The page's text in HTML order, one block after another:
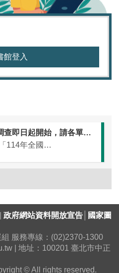
館登入
114年全國圖書館統計調查即日起開始，請各單位協助於本（115）年5月25日前完成統計資訊填報（延長至7月10日）
有關國家圖書館進行之「114年全國圖書館統計」調查，涵蓋全國大專校院圖書館、國民小學圖書館、國民中學圖書館、高級中等學校暨特殊教育學校圖書館，以及專門圖書館，藉由相關統計數據之蒐集，將有助瞭解我國各類...
政府網站資料開放宣告
國家圖
服務專線：(02)2370-1300
| 地址：100201 臺北市中正
© All rights reserved.